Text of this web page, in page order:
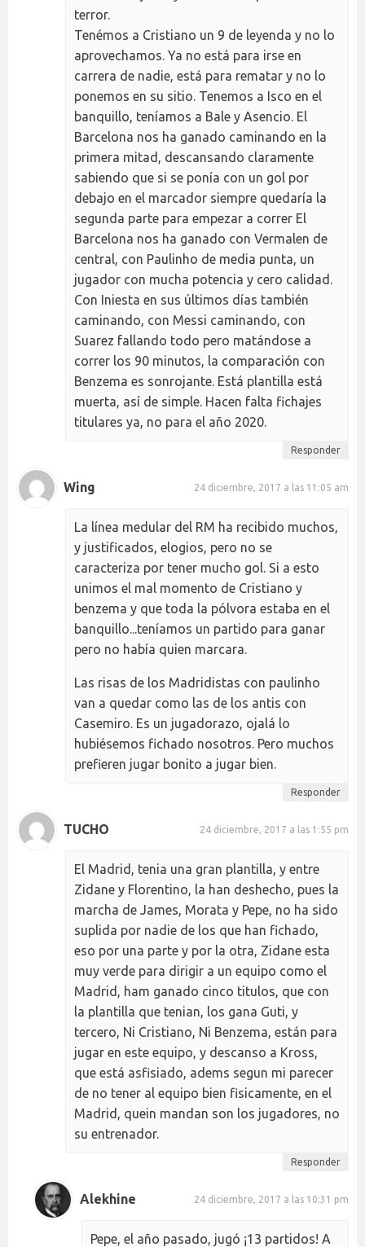
terror.
Tenémos a Cristiano un 9 de leyenda y no lo
aprovechamos. Ya no está para irse en
carrera de nadie, está para rematar y no lo
ponemos en su sitio. Tenemos a Isco en el
banquillo, teníamos a Bale y Asencio. El
Barcelona nos ha ganado caminando en la
primera mitad, descansando claramente
sabiendo que si se ponía con un gol por
debajo en el marcador siempre quedaría la
segunda parte para empezar a correr El
Barcelona nos ha ganado con Vermalen de
central, con Paulinho de media punta, un
jugador con mucha potencia y cero calidad.
Con Iniesta en sus últimos días también
caminando, con Messi caminando, con
Suarez fallando todo pero matándose a
correr los 90 minutos, la comparación con
Benzema es sonrojante. Está plantilla está
muerta, así de simple. Hacen falta fichajes
titulares ya, no para el año 2020.
Responder
Wing 24 diciembre, 2017 a las 11:05 am
La línea medular del RM ha recibido muchos,
y justificados, elogios, pero no se
caracteriza por tener mucho gol. Si a esto
unimos el mal momento de Cristiano y
benzema y que toda la pólvora estaba en el
banquillo...teníamos un partido para ganar
pero no había quien marcara.
Las risas de los Madridistas con paulinho
van a quedar como las de los antis con
Casemiro. Es un jugadorazo, ojalá lo
hubiésemos fichado nosotros. Pero muchos
prefieren jugar bonito a jugar bien.
Responder
TUCHO 24 diciembre, 2017 a las 1:55 pm
El Madrid, tenia una gran plantilla, y entre
Zidane y Florentino, la han deshecho, pues la
marcha de James, Morata y Pepe, no ha sido
suplida por nadie de los que han fichado,
eso por una parte y por la otra, Zidane esta
muy verde para dirigir a un equipo como el
Madrid, ham ganado cinco titulos, que con
la plantilla que tenian, los gana Guti, y
tercero, Ni Cristiano, Ni Benzema, están para
jugar en este equipo, y descanso a Kross,
que está asfisiado, adems segun mi parecer
de no tener al equipo bien fisicamente, en el
Madrid, quein mandan son los jugadores, no
su entrenador.
Responder
Alekhine 24 diciembre, 2017 a las 10:31 pm
Pepe, el año pasado, jugó ¡13 partidos! A